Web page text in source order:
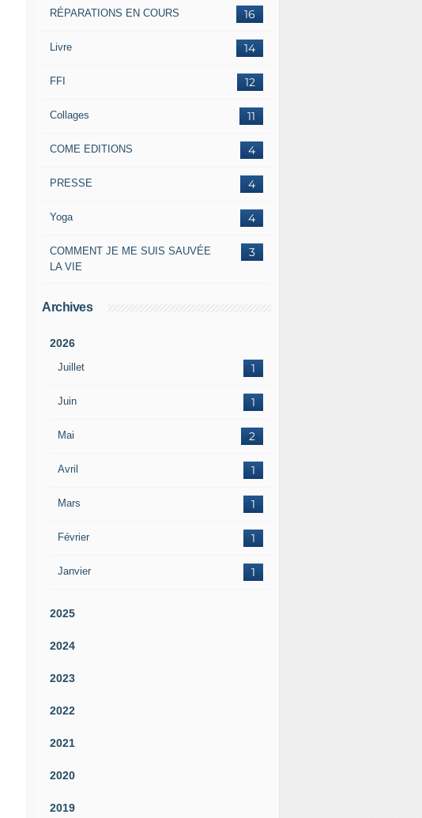
16
RÉPARATIONS EN COURS
14
Livre
12
FFI
11
Collages
4
COME EDITIONS
4
PRESSE
4
Yoga
3
COMMENT JE ME SUIS SAUVÉE
LA VIE
Archives
2026
Juillet 1
Juin 1
Mai 2
Avril 1
Mars 1
Février 1
Janvier 1
2025
2024
2023
2022
2021
2020
2019